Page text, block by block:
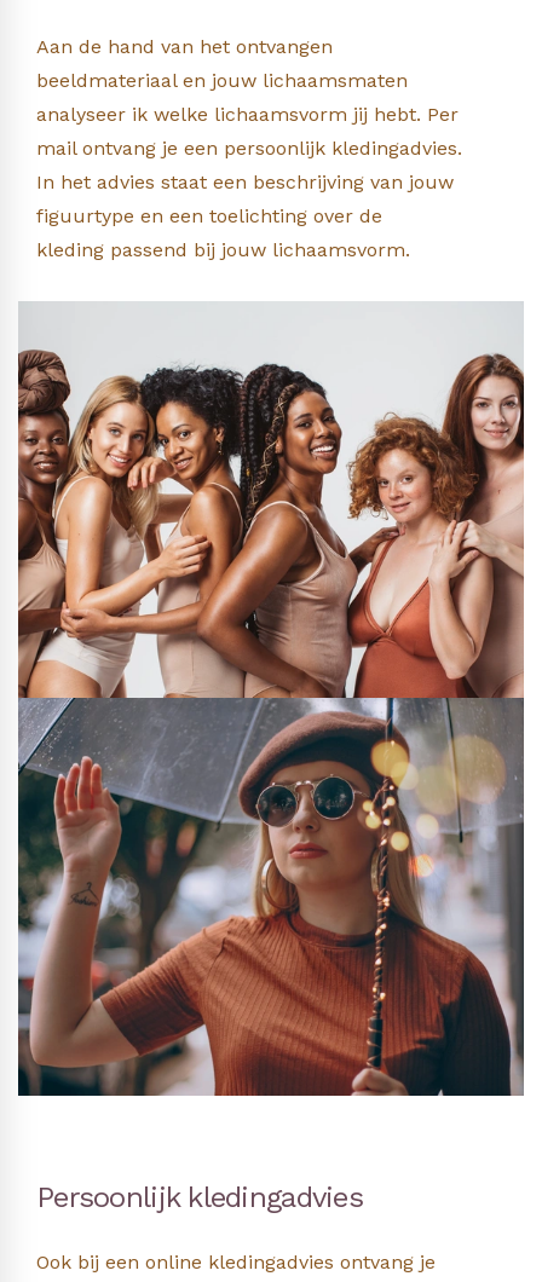
Aan de hand van het ontvangen
beeldmateriaal en jouw lichaamsmaten
analyseer ik welke lichaamsvorm jij hebt. Per
mail ontvang je een persoonlijk kledingadvies.
In het advies staat een beschrijving van jouw
figuurtype en een toelichting over de
kleding passend bij jouw lichaamsvorm.
Persoonlijk kledingadvies
Ook bij een online kledingadvies ontvang je